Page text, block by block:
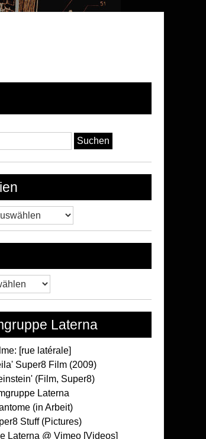
Laterna
[rue latérale]
Super8 Film (2009)
(Film, Super8)
Laterna
(in Arbeit)
Stuff (Pictures)
Laterna @ Vimeo [Videos]